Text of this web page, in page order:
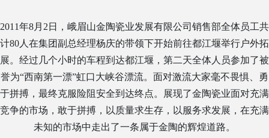
2011年8月 2 日，峨眉山金陶瓷业发展有限公司销售部全体员工共
计80人在集团副总经理杨庆的带领下开始前往都江堰举行户外拓
展。经过几个小时的车程到达都江堰，第二天全体人员参加了被
誉为“西南第一漂”虹口大峡谷漂流。面对激流大家毫不畏惧、勇
于拼搏，最终克服险阻安全到达终点。展现了金陶瓷业面对充满
竞争的市场，敢于拼搏，以质量求生存，以服务求发展，在充满
未知的市场中走出了一条属于金陶的辉煌道路。